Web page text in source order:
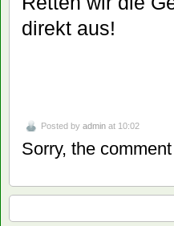
direkt aus!
Posted by admin at 10:02
Sorry, the